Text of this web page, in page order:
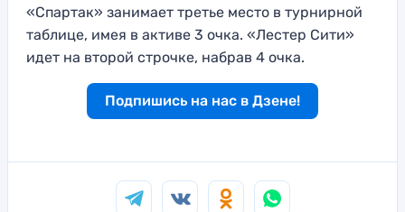
«Спартак» занимает третье место в турнирной
таблице, имея в активе 3 очка. «Лестер Сити»
идет на второй строчке, набрав 4 очка.
Подпишись на нас в Дзене!